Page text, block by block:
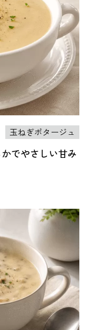
玉ねぎポタージュ
でやさしい甘み